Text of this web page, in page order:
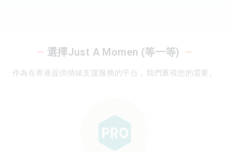
— 選擇Just A Momen (等一等) —
作為在香港提供情緒支援服務的平台，我們重視您的需要。